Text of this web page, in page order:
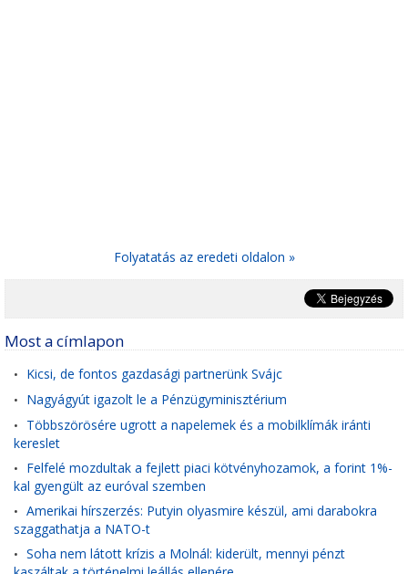
Folyatatás az eredeti oldalon »
Most a címlapon
• Kicsi, de fontos gazdasági partnerünk Svájc
• Nagyágyút igazolt le a Pénzügyminisztérium
• Többszörösére ugrott a napelemek és a mobilklímák iránti
kereslet
• Felfelé mozdultak a fejlett piaci kötvényhozamok, a forint 1%-
kal gyengült az euróval szemben
• Amerikai hírszerzés: Putyin olyasmire készül, ami darabokra
szaggathatja a NATO-t
• Soha nem látott krízis a Molnál: kiderült, mennyi pénzt